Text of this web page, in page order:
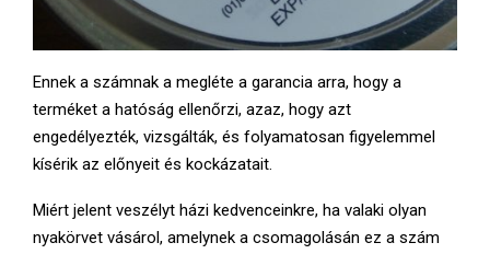
Ennek a számnak a megléte a garancia arra, hogy a
terméket a hatóság ellenőrzi, azaz, hogy azt
engedélyezték, vizsgálták, és folyamatosan figyelemmel
kísérik az előnyeit és kockázatait.
Miért jelent veszélyt házi kedvenceinkre, ha valaki olyan
nyakörvet vásárol, amelynek a csomagolásán ez a szám